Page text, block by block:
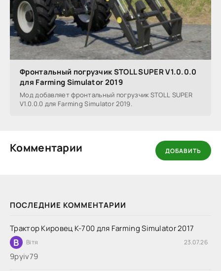
ПОСЛЕДНИЕ КОММЕНТАРИИ
Трактор Кировец К-700 для Farming Simulator 2017
В Вітя 23.07.26
9руіv79
Фронтальный погрузчик STOLL SUPER V1.0.0.0
для Farming Simulator 2019
Мод добавляет фронтальный погрузчик STOLL SUPER
V1.0.0.0 для Farming Simulator 2019.
Комментарии ДОБАВИТЬ